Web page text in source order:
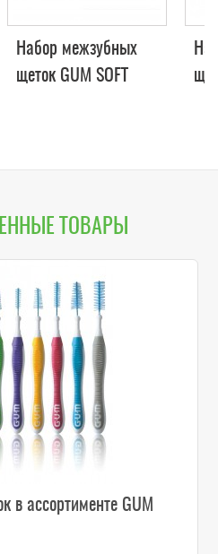
Набор межзубных
щеток GUM SOFT
ТОВАРЫ
в ассортименте GUM